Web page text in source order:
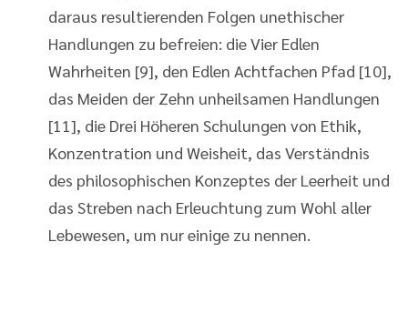
daraus resultierenden Folgen unethischer
Handlungen zu befreien: die Vier Edlen
Wahrheiten [9], den Edlen Achtfachen Pfad [10],
das Meiden der Zehn unheilsamen Handlungen
[11], die Drei Höheren Schulungen von Ethik,
Konzentration und Weisheit, das Verständnis
des philosophischen Konzeptes der Leerheit und
das Streben nach Erleuchtung zum Wohl aller
Lebewesen, um nur einige zu nennen.